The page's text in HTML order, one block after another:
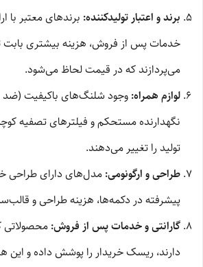
برند و اعتبار تولیدکننده: برندهای معتبر با
خدمات پس از فروش، هزینه بیشتری بابت
می‌پردازند که در قیمت لحاظ می‌شود.
لوازم همراه: وجود شلنگ‌های باکیفیت (ضد
نگهدارنده مستحکم و فیلترهای تصفیه
تولید را تغییر می‌دهند.
طراحی و ارگونومی: مدل‌های دارای طراحی
پیشرفته در دکمه‌ها، هزینه طراحی و
گارانتی و خدمات پس از فروش:
دارند، ریسک خریدار را پوشش داده و این